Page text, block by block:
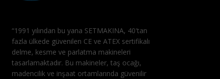
“1991 yılından bu yana SETMAKINA, 40'tan
fazla ülkede güvenilen CE ve ATEX sertifikalı
delme, kesme ve parlatma makineleri
tasarlamaktadır. Bu makineler, taş ocağı,
madencilik ve inşaat ortamlarında güvenilir